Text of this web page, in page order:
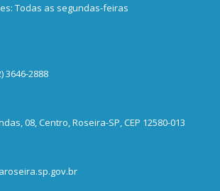
Todas as segundas-feiras
3646-2888
08, Centro, Roseira-SP, CEP 12580-013